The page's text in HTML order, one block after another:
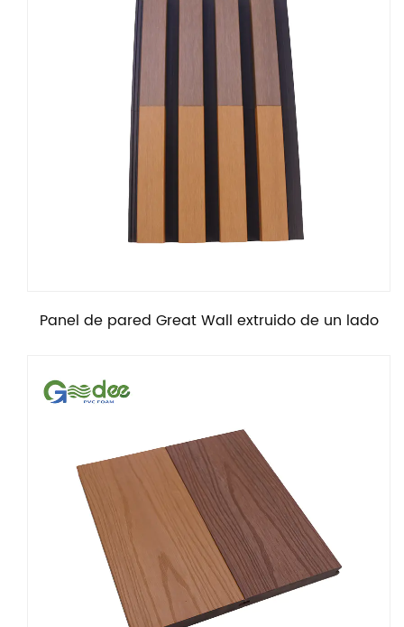
Panel de pared Great Wall extruido de un lado